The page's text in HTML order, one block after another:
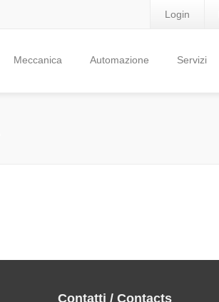
Login
Meccanica Automazione Servizi
Contatti / Contacts